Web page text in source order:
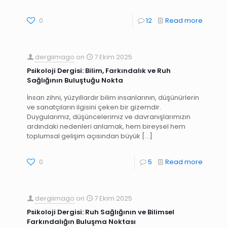
0 12 Read more
dergiimago on
7 Ekim 2025
Psikoloji Dergisi: Bilim, Farkındalık ve Ruh
Sağlığının Buluştuğu Nokta
İnsan zihni, yüzyıllardır bilim insanlarının, düşünürlerin
ve sanatçıların ilgisini çeken bir gizemdir.
Duygularımız, düşüncelerimiz ve davranışlarımızın
ardındaki nedenleri anlamak, hem bireysel hem
toplumsal gelişim açısından büyük […]
0 5 Read more
dergiimago on
7 Ekim 2025
Psikoloji Dergisi: Ruh Sağlığının ve Bilimsel
Farkındalığın Buluşma Noktası